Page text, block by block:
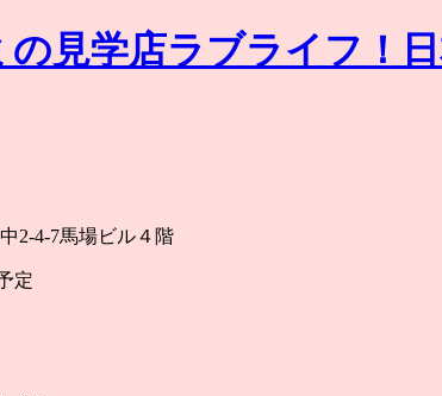
2-4-7馬場ビル４階
定